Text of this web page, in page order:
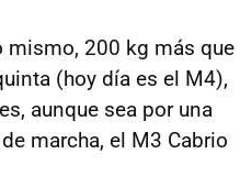
mismo, 200 kg más que
(hoy día es el M4),
aunque sea por una
marcha, el M3 Cabrio